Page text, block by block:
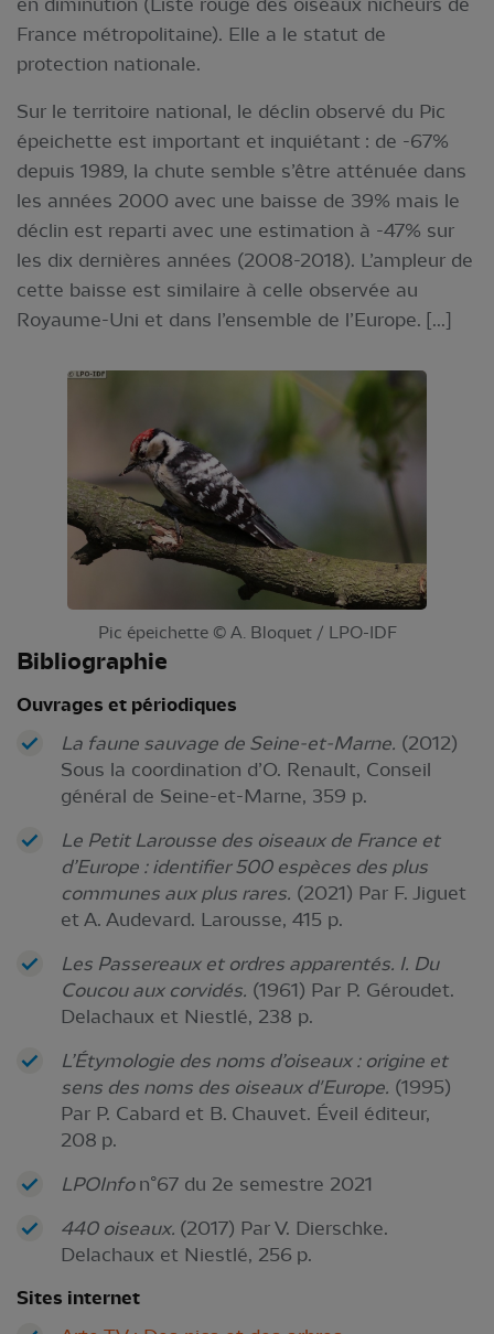
France métropolitaine). Elle a le statut de
protection nationale.
Sur le territoire national, le déclin observé du Pic
épeichette est important et inquiétant : de -67%
depuis 1989, la chute semble s’être atténuée dans
les années 2000 avec une baisse de 39% mais le
déclin est reparti avec une estimation à -47% sur
les dix dernières années (2008-2018). L’ampleur de
cette baisse est similaire à celle observée au
Royaume-Uni et dans l’ensemble de l’Europe. [...]
Pic épeichette © A. Bloquet / LPO-IDF
Bibliographie
Ouvrages et périodiques
La faune sauvage de Seine-et-Marne. (2012)
Sous la coordination d’O. Renault, Conseil
général de Seine-et-Marne, 359 p.
Le Petit Larousse des oiseaux de France et
d’Europe : identifier 500 espèces des plus
communes aux plus rares. (2021) Par F. Jiguet
et A. Audevard. Larousse, 415 p.
Les Passereaux et ordres apparentés. I. Du
Coucou aux corvidés. (1961) Par P. Géroudet.
Delachaux et Niestlé, 238 p.
L’Étymologie des noms d’oiseaux : origine et
sens des noms des oiseaux d'Europe. (1995)
Par P. Cabard et B. Chauvet. Éveil éditeur,
208 p.
LPOInfo n°67 du 2e semestre 2021
440 oiseaux. (2017) Par V. Dierschke.
Delachaux et Niestlé, 256 p.
Sites internet